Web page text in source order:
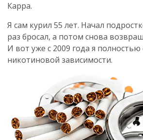
Карра.
Я сам курил 55 лет. Начал
раз бросал, а потом снова
И вот уже с 2009 года я
никотиновой зависимости.